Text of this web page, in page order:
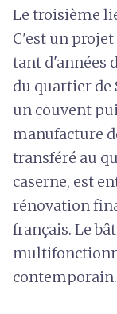
Le troisième
C'est un
tant d'années
du quartier de
un couvent
manufacture
transféré au
caserne, est
rénovation
français. Le
contemporain.